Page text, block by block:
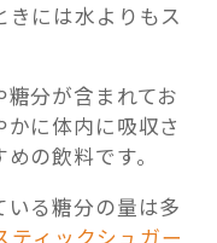
には水よりもス
分が含まれてお
に体内に吸収さ
の飲料です。
る糖分の量は多
ティックシュガー